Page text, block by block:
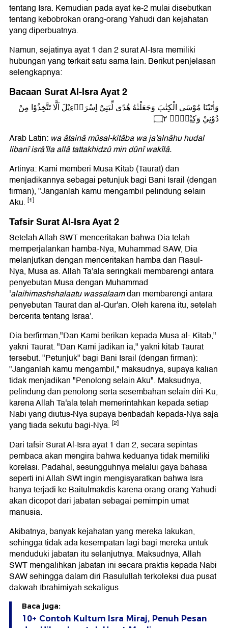
tentang Isra. Kemudian pada ayat ke-2 mulai disebutkan
tentang kebobrokan orang-orang Yahudi dan kejahatan
yang diperbuatnya.
Namun, sejatinya ayat 1 dan 2 surat Al-Isra memiliki
hubungan yang terkait satu sama lain. Berikut penjelasan
selengkapnya:
Bacaan Surat Al-Isra Ayat 2
وَاٰتَيْنَا مُوْسَى الْكِتٰبَ وَجَعَلْنٰهُ هُدًى لِّبَنِيْٓ اِسْرَاۤءِيْلَ اَلَّا تَتَّخِذُوْا مِنْ
دُوْنِيْ وَكِيْلًاۗ ۝٢
Arab Latin: wa âtainâ mûsal-kitâba wa ja'alnâhu hudal
libanî isrâ'îla allâ tattakhidzû min dûnî wakîlâ.
Artinya: Kami memberi Musa Kitab (Taurat) dan
menjadikannya sebagai petunjuk bagi Bani Israil (dengan
firman), "Janganlah kamu mengambil pelindung selain
Aku. [1]
Tafsir Surat Al-Isra Ayat 2
Setelah Allah SWT menceritakan bahwa Dia telah
memperjalankan hamba-Nya, Muhammad SAW, Dia
melanjutkan dengan menceritakan hamba dan Rasul-
Nya, Musa as. Allah Ta'ala seringkali membarengi antara
penyebutan Musa dengan Muhammad
'alaihimashshalaatu wassalaamdan membarengi antara
penyebutan Taurat dan al-Qur'an. Oleh karena itu, setelah
bercerita tentang Israa'.
Dia berfirman,"Dan Kami berikan kepada Musa al- Kitab,"
yakni Taurat. "Dan Kami jadikan ia," yakni kitab Taurat
tersebut. "Petunjuk" bagi Bani Israil (dengan firman):
"Janganlah kamu mengambil," maksudnya, supaya kalian
tidak menjadikan "Penolong selain Aku". Maksudnya,
pelindung dan penolong serta sesembahan selain diri-Ku,
karena Allah Ta'ala telah memerintahkan kepada setiap
Nabi yang diutus-Nya supaya beribadah kepada-Nya saja
yang tiada sekutu bagi-Nya. [2]
Dari tafsir Surat Al-Isra ayat 1 dan 2, secara sepintas
pembaca akan mengira bahwa keduanya tidak memiliki
korelasi. Padahal, sesungguhnya melalui gaya bahasa
seperti ini Allah SWt ingin mengisyaratkan bahwa Isra
hanya terjadi ke Baitulmakdis karena orang-orang Yahudi
akan dicopot dari jabatan sebagai pemimpin umat
manusia.
Akibatnya, banyak kejahatan yang mereka lakukan,
sehingga tidak ada kesempatan lagi bagi mereka untuk
menduduki jabatan itu selanjutnya. Maksudnya, Allah
SWT mengalihkan jabatan ini secara praktis kepada Nabi
SAW sehingga dalam diri Rasulullah terkoleksi dua pusat
dakwah Ibrahimiyah sekaligus.
Baca juga:
10+ Contoh Kultum Isra Miraj, Penuh Pesan